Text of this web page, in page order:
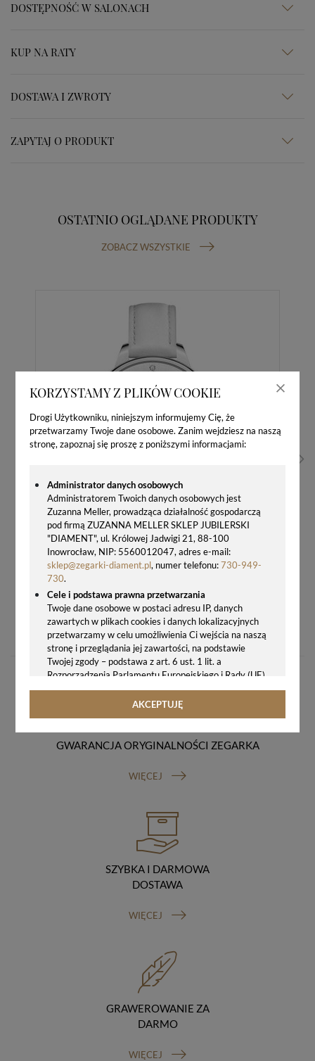
KORZYSTAMY Z PLIKÓW COOKIE
Drogi Użytkowniku, niniejszym informujemy Cię, że
przetwarzamy Twoje dane osobowe. Zanim wejdziesz na naszą
stronę, zapoznaj się proszę z poniższymi informacjami:
Administrator danych osobowych
Administratorem Twoich danych osobowych jest
Zuzanna Meller, prowadząca działalność gospodarczą
pod firmą ZUZANNA MELLER SKLEP JUBILERSKI
"DIAMENT", ul. Królowej Jadwigi 21, 88-100
Inowrocław, NIP: 5560012047, adres e-mail:
sklep@zegarki-diament.pl, numer telefonu:730-949-
730.
Cele i podstawa prawna przetwarzania
Twoje dane osobowe w postaci adresu IP, danych
zawartych w plikach cookies i danych lokalizacyjnych
przetwarzamy w celu umożliwienia Ci wejścia na naszą
stronę i przeglądania jej zawartości, na podstawie
Twojej zgody – podstawa z art. 6 ust. 1 lit. a
Rozporządzenia Parlamentu Europejskiego i Rady (UE)
2016/679 z 27.04.2016 r. w sprawie ochrony osób
fizycznych w związku z przetwarzaniem danych
rozporządzenie o ochronie danych, tj. RODO).
Twoje dane osobowe możemy udostępniać
hostingodawcy. Takie podmioty przetwarzają dane na
poleceniami. Przekazujemy Twoje dane poza teren
Polski/UE/Europejskiego Obszaru Gospodarczego.
Okres przechowywania danych
Twoje dane przechowujemy do czasu posiadania
udzielonej przez Ciebie zgody.
otrzymania ich kopii, prawo do sprostowania
(poprawiania) swoich danych, prawo do usunięcia
abyśmy przetwarzali Twoje dane, możesz zażądać,
abyśmy je usunęli), prawo do ograniczenia
przetwarzania danych (możesz zażądać, abyśmy
ograniczyli przetwarzanie Twoich danych osobowych
wyłącznie do ich przechowywania lub wykonywania
mamy nieprawidłowe dane na Twój temat lub
sprzeciwu wobec przetwarzania danych, prawo do
AKCEPTUJĘ
DOSTĘPNOŚĆ W SALONACH
KUP NA RATY
DOSTAWA I ZWROTY
ZAPYTAJ O PRODUKT
OSTATNIO OGLĄDANE PRODUKTY
ZOBACZ WSZYSTKIE
999,00 zł
GWARANCJA ORYGINALNOŚCI ZEGARKA
WIĘCEJ
SZYBKA I DARMOWA
DOSTAWA
WIĘCEJ
GRAWEROWANIE ZA
DARMO
WIĘCEJ